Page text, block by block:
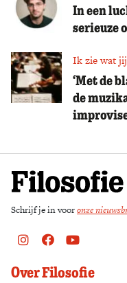
In een
serieuze
Ik zie wat
‘Met de
de
Schrijf je in vooronze
Instagram
FacebookYoutube
Over Filosofie